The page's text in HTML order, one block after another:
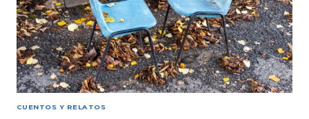
CUENTOS Y RELATOS